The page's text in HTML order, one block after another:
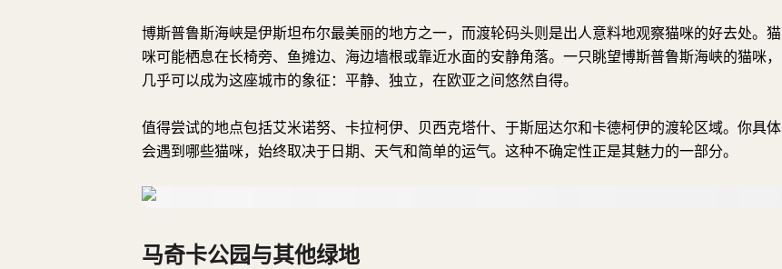
博斯普鲁斯海峡是伊斯坦布尔最美丽的地方之一，而渡轮码头则是出人意料地观察猫咪的好去处。猫
咪可能栖息在长椅旁、鱼摊边、海边墙根或靠近水面的安静角落。一只眺望博斯普鲁斯海峡的猫咪，
几乎可以成为这座城市的象征：平静、独立，在欧亚之间悠然自得。
值得尝试的地点包括艾米诺努、卡拉柯伊、贝西克塔什、于斯屈达尔和卡德柯伊的渡轮区域。你具体
会遇到哪些猫咪，始终取决于日期、天气和简单的运气。这种不确定性正是其魅力的一部分。
马奇卡公园与其他绿地